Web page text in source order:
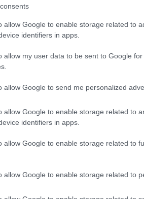
allow Google to enable storage related to
identifiers in apps.
allow my user data to be sent to Google
allow Google to send me personalized
allow Google to enable storage related to
identifiers in apps.
allow Google to enable storage related to
allow Google to enable storage related to
πολύ τις ενοχές της που
από ψυχίατρο. Βγαίνει
Πολλές φορές το
στιγμές που αναρωτιέται να
άγια, αλλά ανθρώπινη. Είναι
άντρα που τα φέρνει
μας. Απλά η Μάρω βρίσκει
από εμάς δεν το
Σοφίας Μπεκατώρου , η
σεξουαλική κακοποίηση που